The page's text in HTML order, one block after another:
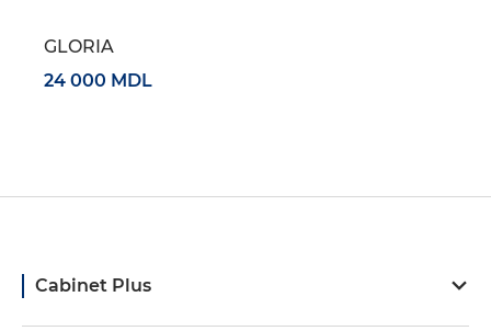
GLORIA
24 000 MDL
Cabinet Plus